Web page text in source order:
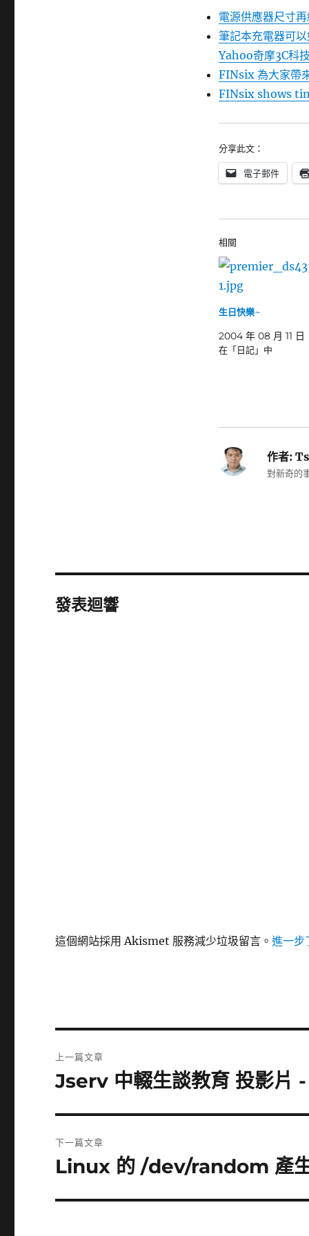
電源供應器尺寸
筆記本充電器可
Yahoo奇摩3C科
FINsix 為大家帶
FINsix shows
分享此文：
電子郵件
相關
生日快樂~
2004 年 08 月 11 日
在「日記」中
作者:
對新奇的
發表迴響
這個網站採用 Akismet 服務減少垃圾留言。進一步
章
上一篇文章
上
篇
Jserv 中輟生談教育 投影片
下一篇文章
下
篇
Linux 的 /dev/random 產